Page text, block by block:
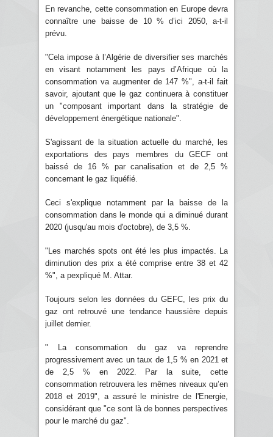
En revanche, cette consommation en Europe devra
connaître une baisse de 10 % d’ici 2050, a-t-il
prévu.
"Cela impose à l’Algérie de diversifier ses marchés
en visant notamment les pays d’Afrique où la
consommation va augmenter de 147 %", a-t-il fait
savoir, ajoutant que le gaz continuera à constituer
un "composant important dans la stratégie de
développement énergétique nationale".
S'agissant de la situation actuelle du marché, les
exportations des pays membres du GECF ont
baissé de 16 % par canalisation et de 2,5 %
concernant le gaz liquéfié.
Ceci s'explique notamment par la baisse de la
consommation dans le monde qui a diminué durant
2020 (jusqu'au mois d'octobre), de 3,5 %.
"Les marchés spots ont été les plus impactés. La
diminution des prix a été comprise entre 38 et 42
%", a pexpliqué M. Attar.
Toujours selon les données du GEFC, les prix du
gaz ont retrouvé une tendance haussière depuis
juillet dernier.
" La consommation du gaz va reprendre
progressivement avec un taux de 1,5 % en 2021 et
de 2,5 % en 2022. Par la suite, cette
consommation retrouvera les mêmes niveaux qu’en
2018 et 2019", a assuré le ministre de l'Energie,
considérant que "ce sont là de bonnes perspectives
pour le marché du gaz".